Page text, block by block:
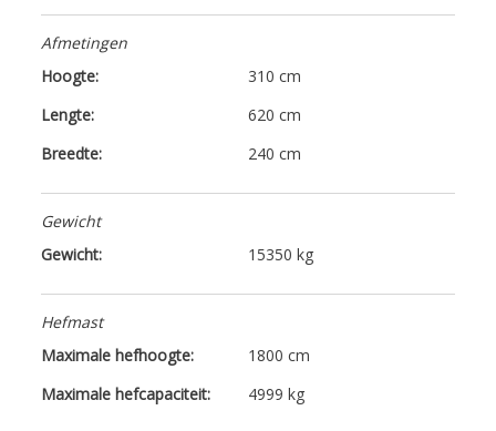
Afmetingen
Hoogte:
310 cm
Lengte:
620 cm
Breedte:
240 cm
Gewicht
Gewicht:
15350 kg
Hefmast
Maximale hefhoogte:
1800 cm
Maximale hefcapaciteit:
4999 kg